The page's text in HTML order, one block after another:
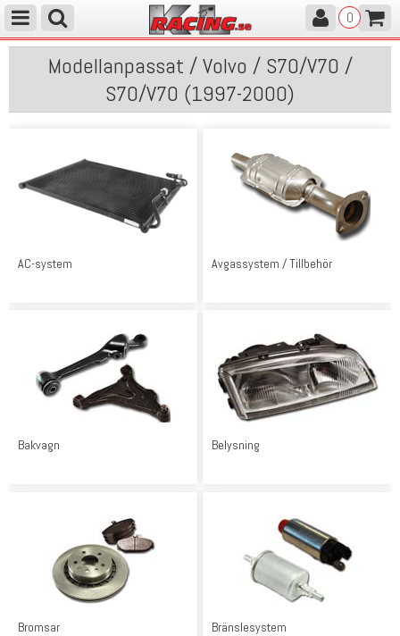
0
Modellanpassat / Volvo / S70/V70 /
S70/V70 (1997-2000)
AC-system Avgassystem / Tillbehör
Bakvagn Belysning
Bromsar Bränslesystem